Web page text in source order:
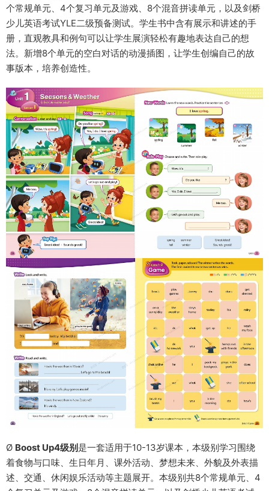
个常规单元、4个复习单元及游戏、8个混音拼读单元，以及剑桥
少儿英语考试YLE二级预备测试。学生书中含有展示和讲述的手
册，直观教具和例句可以让学生展演轻松有趣地表达自己的想
法。新增8个单元的空白对话的动漫插图，让学生创编自己的故
事版本，培养创造性。
Ø Boost Up4级别 是一套适用于10-13岁课本，本级别学习围绕
着食物与口味、生日年月、课外活动、梦想未来、外貌及外表描
述、交通、休闲娱乐活动等主题展开。本级别共8个常规单元、4